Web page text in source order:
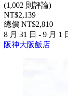
(1,002 則評論)
NT$2,139
總價 NT$2,810
8 月 31 日 - 9 月 1
阪神大阪飯店